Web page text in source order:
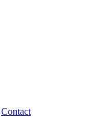
Contact